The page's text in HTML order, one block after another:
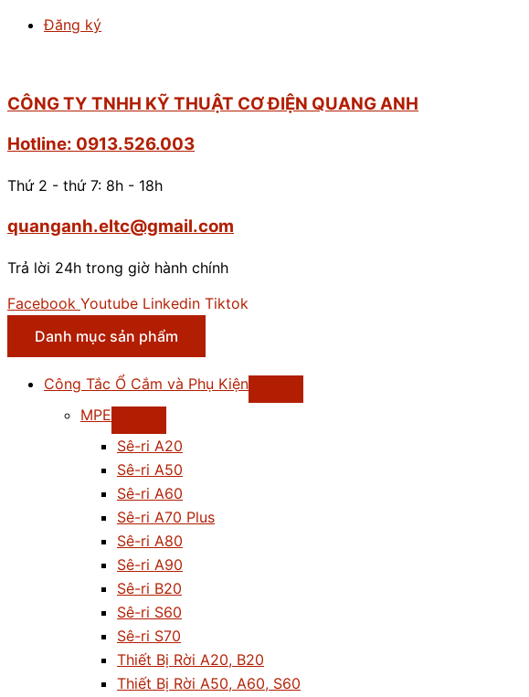
Đăng ký
CÔNG TY TNHH KỸ THUẬT CƠ ĐIỆN QUANG ANH
Hotline: 0913.526.003
Thứ 2 - thứ 7: 8h - 18h
quanganh.eltc@gmail.com
Trả lời 24h trong giờ hành chính
Facebook Youtube Linkedin Tiktok
Danh mục sản phẩm
Công Tắc Ổ Cắm và Phụ Kiện
MPE
Sê-ri A20
Sê-ri A50
Sê-ri A60
Sê-ri A70 Plus
Sê-ri A80
Sê-ri A90
Sê-ri B20
Sê-ri S60
Sê-ri S70
Thiết Bị Rời A20, B20
Thiết Bị Rời A50, A60, S60